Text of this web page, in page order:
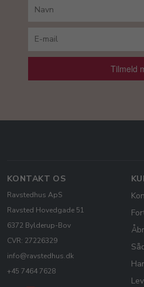
Tilmeld
KONTAKT OS
Ravstedhus ApS
Ravsted Hovedgade 51
6372 Bylderup-Bov
CVR: 27226329
info@ravstedhus.dk
+45 7464 7628